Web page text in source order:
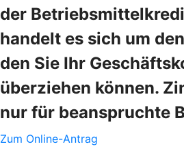
der
handelt es sich um
den Sie Ihr
überziehen können.
nur für beanspruchte
Zum Online-Antrag